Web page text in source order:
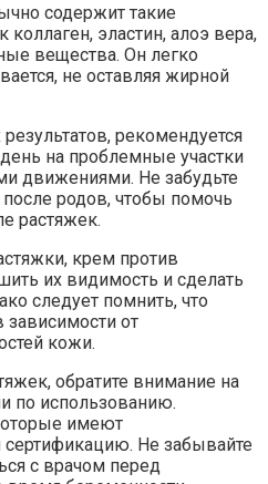
содержит такие
эластин, алоэ вера,
вещества. Он легко
не оставляя жирной
рекомендуется
на проблемные участки
движениями. Не забудьте
родов, чтобы помочь
растяжек.
крем против
их видимость и сделать
следует помнить, что
зависимости от
кожи.
обратите внимание на
по использованию.
имеют
Не забывайте
с врачом перед